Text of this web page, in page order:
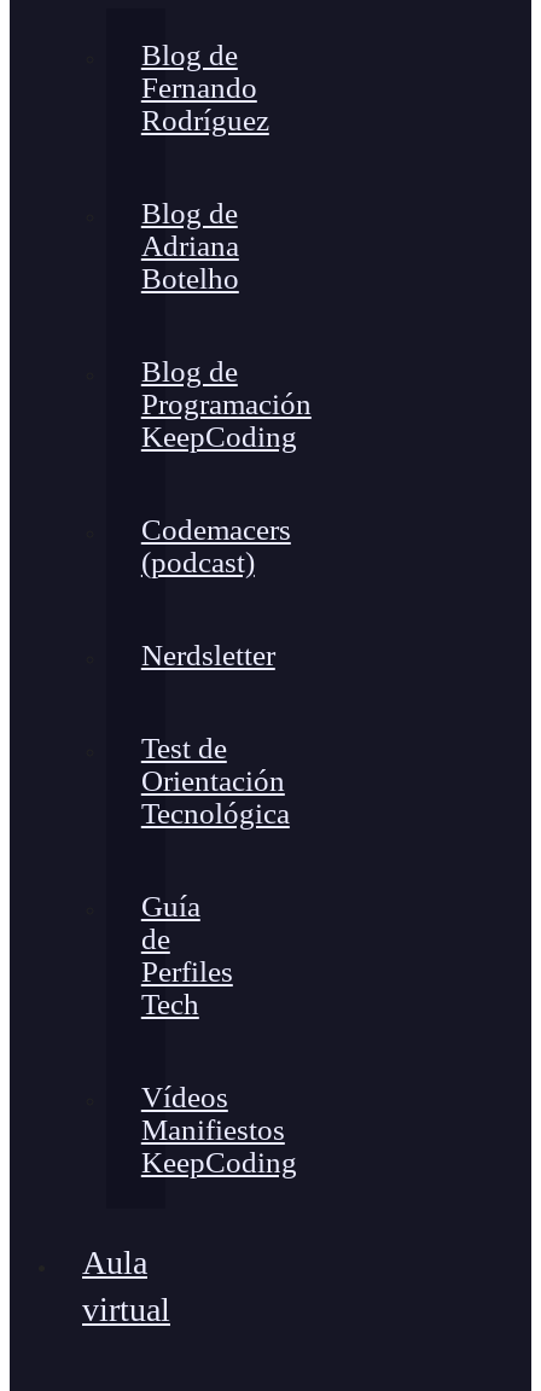
Blog de
Fernando
Rodríguez
Blog de
Adriana
Botelho
Blog de
Programación
KeepCoding
Codemacers
(podcast)
Nerdsletter
Test de
Orientación
Tecnológica
Guía
de
Perfiles
Tech
Vídeos
Manifiestos
KeepCoding
Aula
virtual